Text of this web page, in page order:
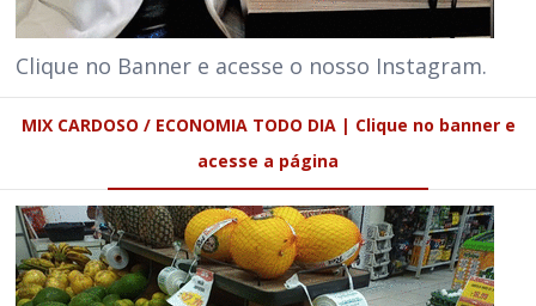
Clique no Banner e acesse o nosso Instagram.
MIX CARDOSO / ECONOMIA TODO DIA | Clique no banner e
acesse a página